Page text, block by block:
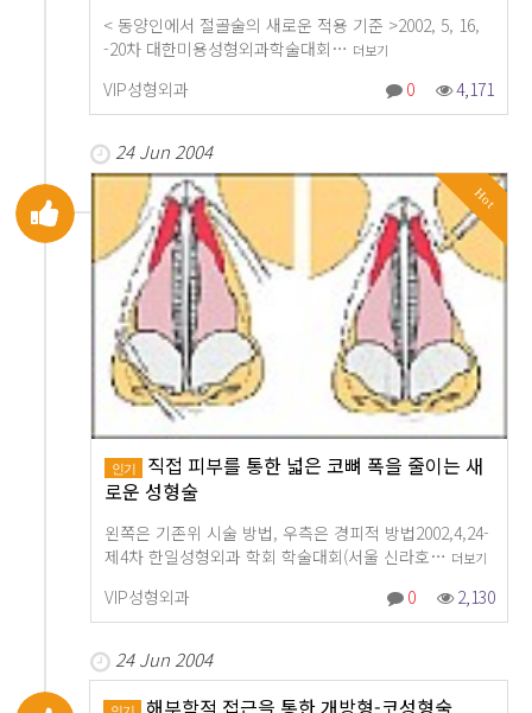
< 동양인에서 절골술의 새로운 적용 기준 >2002, 5, 16,
-20차 대한미용성형외과학술대회… 더보기
VIP성형외과 0 4,171
24 Jun 2004
Hot
인기 직접 피부를 통한 넓은 코뼈 폭을 줄이는 새
로운 성형술
왼쪽은 기존위 시술 방법, 우측은 경피적 방법2002,4,24-
제4차 한일성형외과 학회 학술대회(서울 신라호… 더보기
VIP성형외과 0 2,130
24 Jun 2004
해부학적 접근을 통한 개방형-코성형술